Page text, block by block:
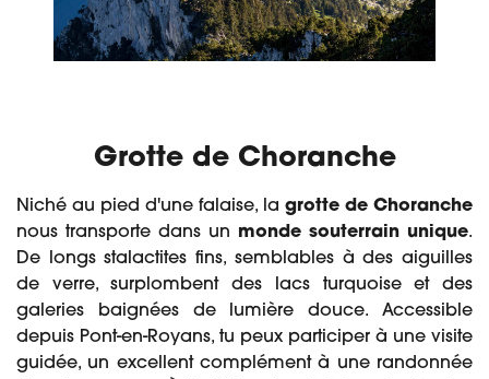
Grotte de Choranche
Niché au pied d'une falaise, la grotte de Choranche
nous transporte dans un monde souterrain unique.
De longs stalactites fins, semblables à des aiguilles
de verre, surplombent des lacs turquoise et des
galeries baignées de lumière douce. Accessible
depuis Pont-en-Royans, tu peux participer à une visite
guidée, un excellent complément à une randonnée